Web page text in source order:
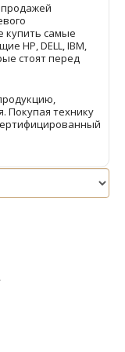
купить самые
HP, DELL, IBM,
стоят перед
Покупая технику